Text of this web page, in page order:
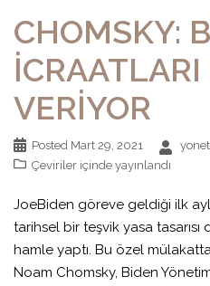
CHOMSKY:
VERİYOR
Posted Mart 29, 2021
Çeviriler içinde yayınlandı
JoeBiden göreve geldiği ilk
tarihsel bir teşvik yasa
hamle yaptı. Bu özel
Noam Chomsky, Biden